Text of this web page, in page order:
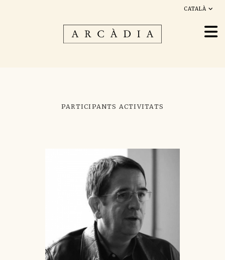
CATALÀ
PARTICIPANTS ACTIVITATS